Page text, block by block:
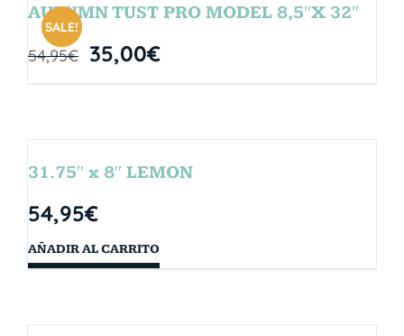
SALE!
AUTUMN TUST PRO MODEL 8,5″X 32″
54,95€ 35,00€
31.75″ x 8″ LEMON
54,95€
AÑADIR AL CARRITO